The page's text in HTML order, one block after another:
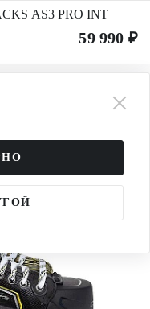
AS3 PRO INT
59 990 ₽